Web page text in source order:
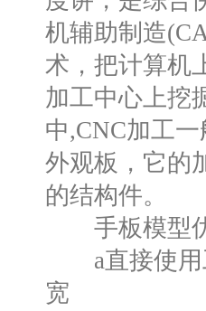
机辅助制造
术，把计算机
加工中心上挖
中,CNC加工
外观板，它的
的结构件。
手板模型优
a直接使用
宽